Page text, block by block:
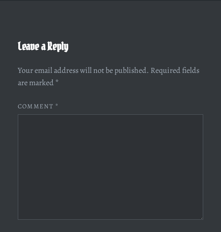
Leave a Reply
Your email address will not be published. Required fields
are marked *
COMMENT *